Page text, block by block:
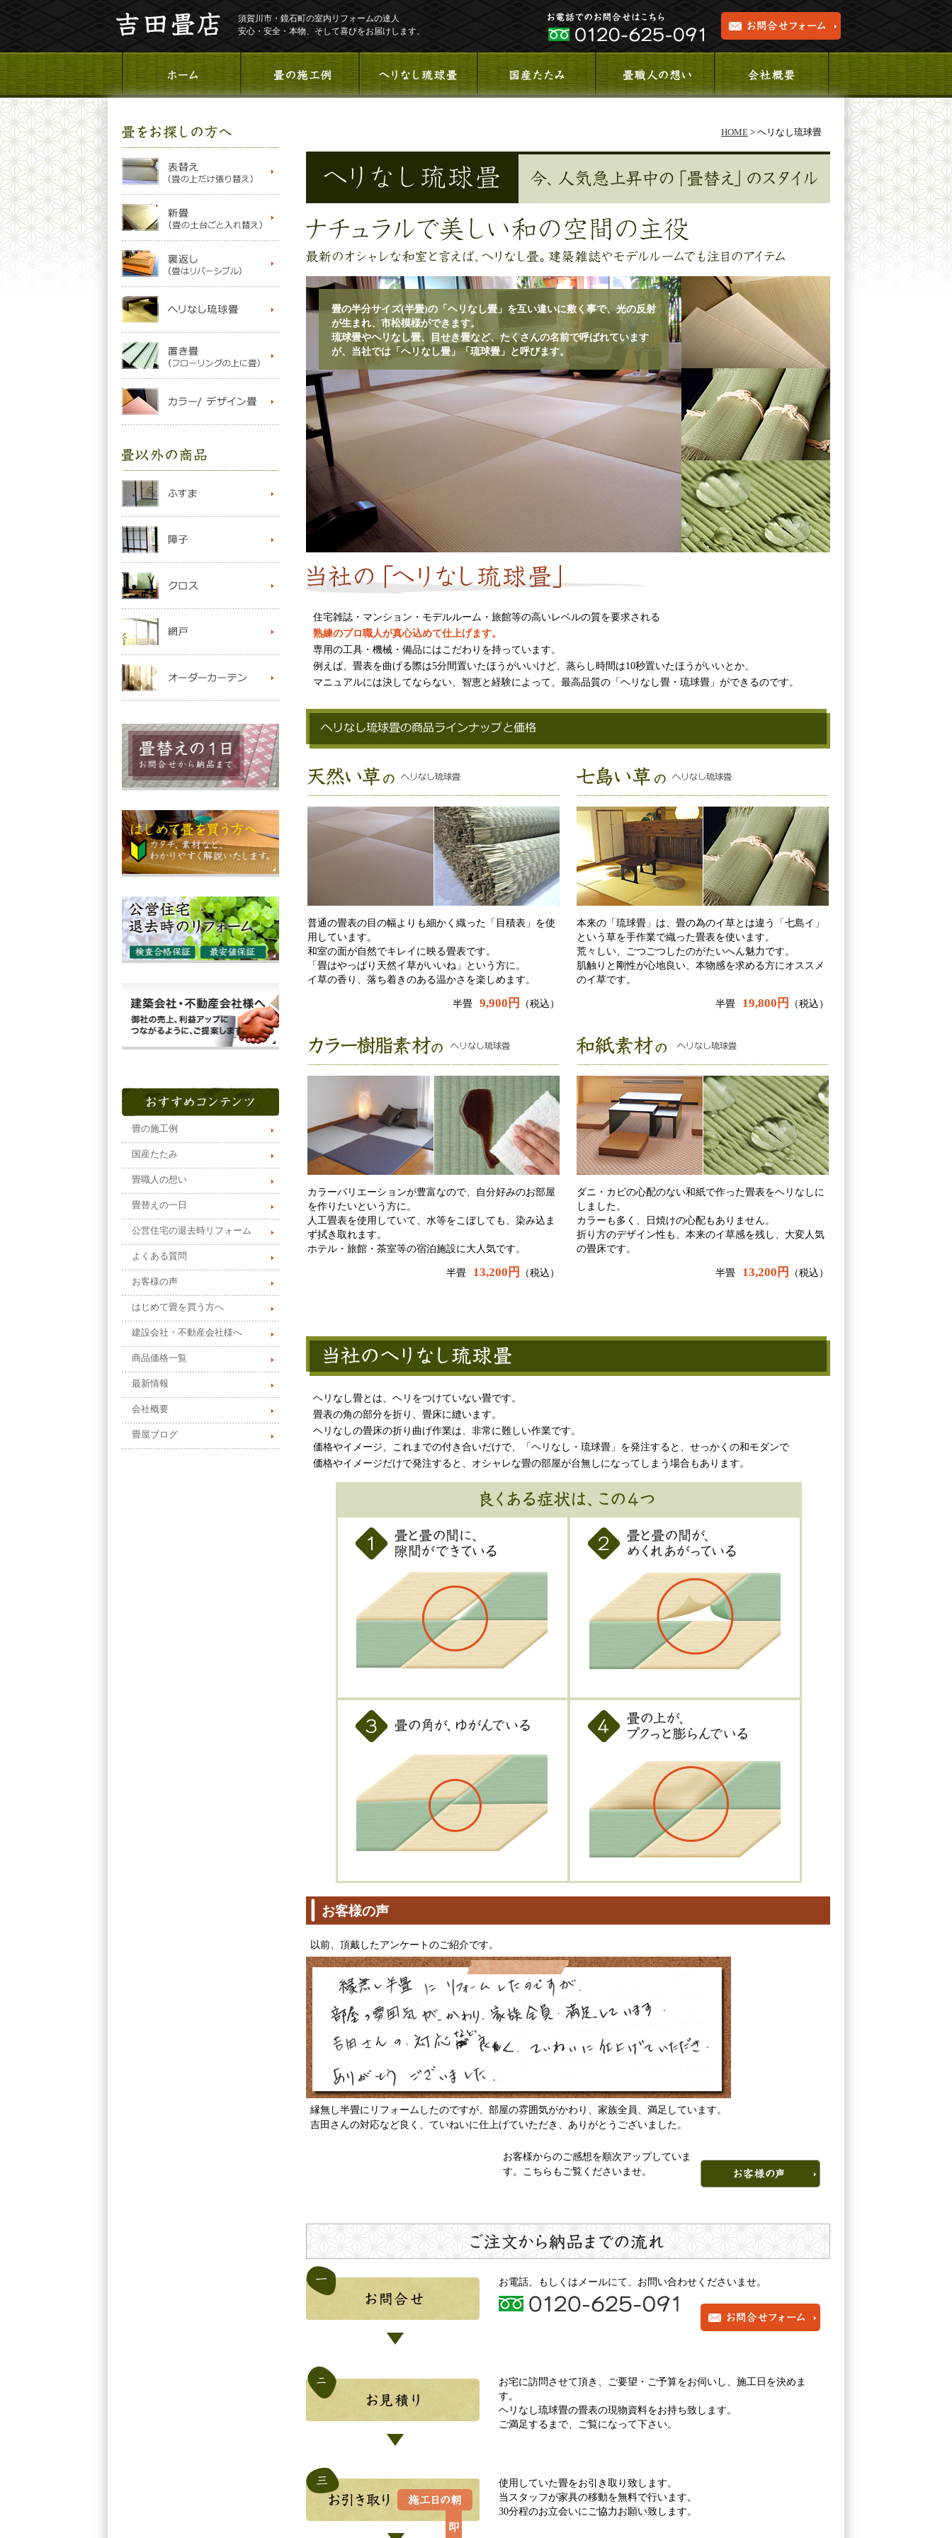
須賀川市・鏡石町の室内リフォームの達人
安心・安全・本物、そして喜びをお届けします。
HOME > ヘリなし琉球畳
畳の半分サイズ(半畳)の「ヘリなし畳」を互い違いに敷く事で、光の反射
が生まれ、市松模様ができます。
琉球畳やヘリなし畳、目せき畳など、たくさんの名前で呼ばれています
が、当社では「ヘリなし畳」「琉球畳」と呼びます。
住宅雑誌・マンション・モデルルーム・旅館等の高いレベルの質を要求される
熟練のプロ職人が真心込めて仕上げます。
専用の工具・機械・備品にはこだわりを持っています。
例えば、畳表を曲げる際は5分間置いたほうがいいけど、蒸らし時間は10秒置いたほうがいいとか、
マニュアルには決してならない、智恵と経験によって、最高品質の「ヘリなし畳・琉球畳」ができるのです。
普通の畳表の目の幅よりも細かく織った「目積表」を使
用しています。
和室の面が自然でキレイに映る畳表です。
「畳はやっぱり天然イ草がいいね」という方に。
イ草の香り、落ち着きのある温かさを楽しめます。
半畳 9,900円 （税込）
本来の「琉球畳」は、畳の為のイ草とは違う「七島イ」
という草を手作業で織った畳表を使います。
荒々しい、ごつごつしたのがたいへん魅力です。
肌触りと剛性が心地良い、本物感を求める方にオススメ
のイ草です。
半畳 19,800円 （税込）
カラーバリエーションが豊富なので、自分好みのお部屋
を作りたいという方に。
人工畳表を使用していて、水等をこぼしても、染み込ま
ず拭き取れます。
ホテル・旅館・茶室等の宿泊施設に大人気です。
半畳 13,200円 （税込）
ダニ・カビの心配のない和紙で作った畳表をヘリなしに
しました。
カラーも多く、日焼けの心配もありません。
折り方のデザイン性も、本来のイ草感を残し、大変人気
の畳床です。
半畳 13,200円 （税込）
ヘリなし畳とは、ヘリをつけていない畳です。
畳表の角の部分を折り、畳床に縫います。
ヘリなしの畳床の折り曲げ作業は、非常に難しい作業です。
価格やイメージ、これまでの付き合いだけで、「ヘリなし・琉球畳」を発注すると、せっかくの和モダンで
価格やイメージだけで発注すると、オシャレな畳の部屋が台無しになってしまう場合もあります。
お客様の声
以前、頂戴したアンケートのご紹介です。
縁無し半畳にリフォームしたのですが、部屋の雰囲気がかわり、家族全員、満足しています。
吉田さんの対応など良く、ていねいに仕上げていただき、ありがとうございました。
お客様からのご感想を順次アップしていま
す。こちらもご覧くださいませ。
お電話、もしくはメールにて、お問い合わせくださいませ。
お宅に訪問させて頂き、ご要望・ご予算をお伺いし、施工日を決めま
す。
ヘリなし琉球畳の畳表の現物資料をお持ち致します。
ご満足するまで、ご覧になって下さい。
使用していた畳をお引き取り致します。
当スタッフが家具の移動を無料で行います。
30分程のお立会いにご協力お願い致します。
畳の施工例
国産たたみ
畳職人の想い
畳替えの一日
公営住宅の退去時リフォーム
よくある質問
お客様の声
はじめて畳を買う方へ
建設会社・不動産会社様へ
商品価格一覧
最新情報
会社概要
畳屋ブログ